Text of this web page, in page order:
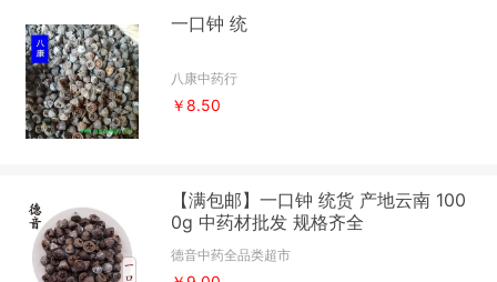
一口钟 统
八康中药行
￥8.50
【满包邮】一口钟 统货 产地云南 100
0g 中药材批发 规格齐全
德音中药全品类超市